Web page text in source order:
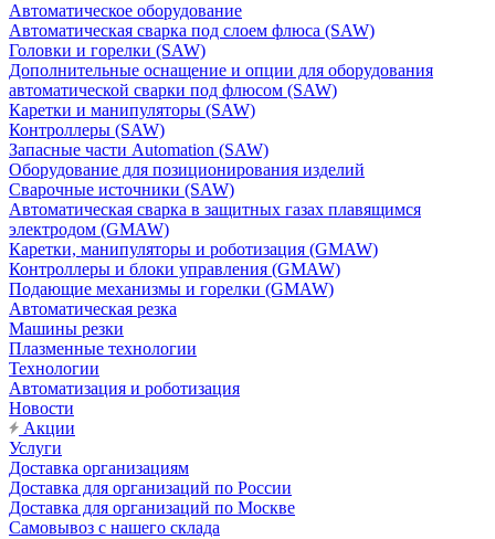
Автоматическое оборудование
Автоматическая сварка под слоем флюса (SAW)
Головки и горелки (SAW)
Дополнительные оснащение и опции для оборудования
автоматической сварки под флюсом (SAW)
Каретки и манипуляторы (SAW)
Контроллеры (SAW)
Запасные части Automation (SAW)
Оборудование для позиционирования изделий
Сварочные источники (SAW)
Автоматическая сварка в защитных газах плавящимся
электродом (GMAW)
Каретки, манипуляторы и роботизация (GMAW)
Контроллеры и блоки управления (GMAW)
Подающие механизмы и горелки (GMAW)
Автоматическая резка
Машины резки
Плазменные технологии
Технологии
Автоматизация и роботизация
Новости
Акции
Услуги
Доставка организациям
Доставка для организаций по России
Доставка для организаций по Москве
Самовывоз с нашего склада